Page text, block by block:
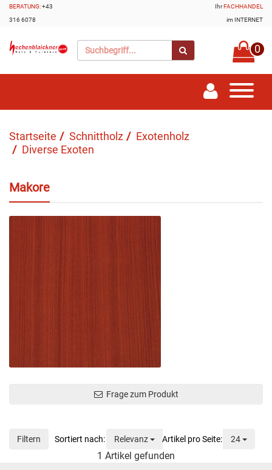
BERATUNG:+43
316 6078
IhrFACHHANDEL
im INTERNET
0
Startseite Schnittholz
Exotenholz
Diverse Exoten
Makore
Frage zum Produkt
Filtern Relevanz Sortierung 24
1 Artikel gefunden